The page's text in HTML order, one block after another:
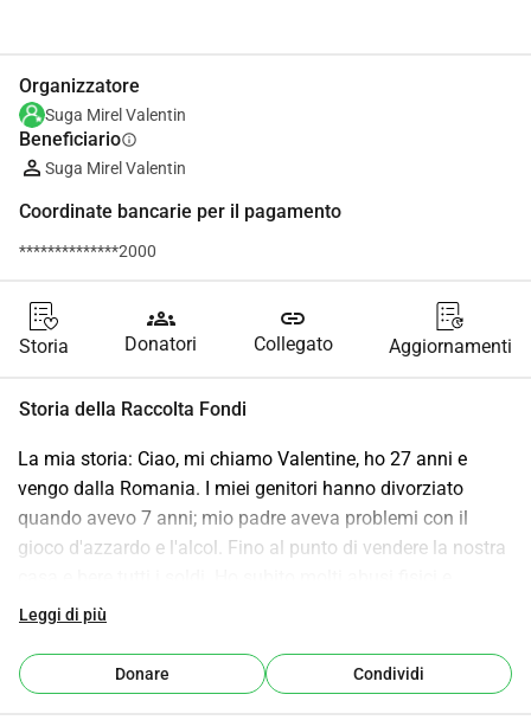
Organizzatore
Suga Mirel Valentin
Beneficiarioinfo
Suga Mirel Valentin
Coordinate bancarie per il pagamento
**************2000
Storia
groups
Donatori
link
Collegato Aggiornamenti
Storia della Raccolta Fondi
La mia storia: Ciao, mi chiamo Valentine, ho 27 anni e
vengo dalla Romania. I miei genitori hanno divorziato
quando avevo 7 anni; mio padre aveva problemi con il
gioco d'azzardo e l'alcol. Fino al punto di vendere la nostra
psicologici in quegli anni. Mia madre si è trasferita in
problema dell'alcol. Ho provato a riconnettermi con lei e
magari trovare lavoro lì, ma non ci sono possibilità. È
Leggi di più
Donare Condividi